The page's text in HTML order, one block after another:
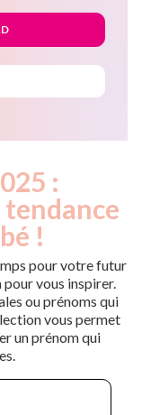
:
!
pour votre futur
vous inspirer.
ou prénoms qui
vous permet
un prénom qui